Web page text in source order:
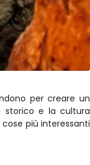
per creare un
storico e la cultura
più interessanti